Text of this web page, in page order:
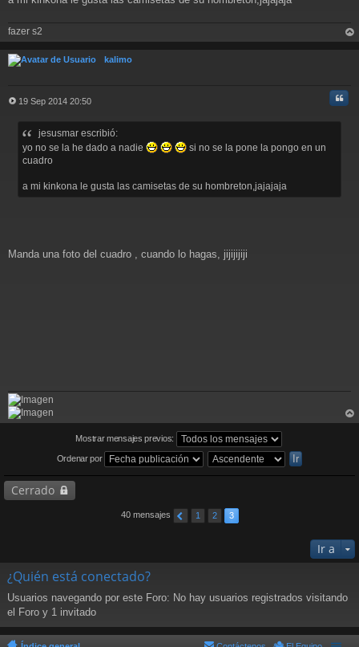
j
fazer s2
rri
kalimo
Citar
19 Sep 2014 20:50
jesusmar escribió:
yo no se la he dado a nadie
si no se la pone la pongo en un
cuadro
a mi kinkona le gusta las camisetas de su hombreton,jajajaja
Manda una foto del cuadro , cuando lo hagas, jijijijiji
rri
Mostrar mensajes previos:
Ordenar por
Cerrado
40 mensajes 1 2 3
Ir a
¿Quién está conectado?
Usuarios navegando por este Foro: No hay usuarios registrados visitando
el Foro y 1 invitado